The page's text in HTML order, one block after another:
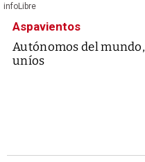
infoLibre
Aspavientos
Autónomos del mundo,
uníos